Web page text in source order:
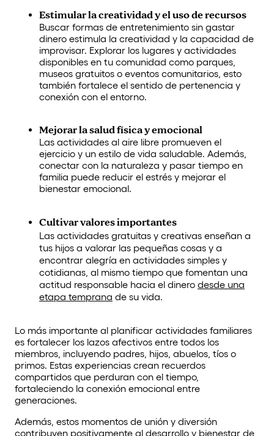
Estimular la creatividad y el uso de recursos
Buscar formas de entretenimiento sin gastar
dinero estimula la creatividad y la capacidad de
improvisar. Explorar los lugares y actividades
disponibles en tu comunidad como parques,
museos gratuitos o eventos comunitarios, esto
también fortalece el sentido de pertenencia y
conexión con el entorno.
Mejorar la salud física y emocional
Las actividades al aire libre promueven el
ejercicio y un estilo de vida saludable. Además,
conectar con la naturaleza y pasar tiempo en
familia puede reducir el estrés y mejorar el
bienestar emocional.
Cultivar valores importantes
Las actividades gratuitas y creativas enseñan a
tus hijos a valorar las pequeñas cosas y a
encontrar alegría en actividades simples y
cotidianas, al mismo tiempo que fomentan una
actitud responsable hacia el dinero desde una
etapa temprana de su vida.
Lo más importante al planificar actividades familiares
es fortalecer los lazos afectivos entre todos los
miembros, incluyendo padres, hijos, abuelos, tíos o
primos. Estas experiencias crean recuerdos
compartidos que perduran con el tiempo,
fortaleciendo la conexión emocional entre
generaciones.
Además, estos momentos de unión y diversión
contribuyen positivamente al desarrollo y bienestar de